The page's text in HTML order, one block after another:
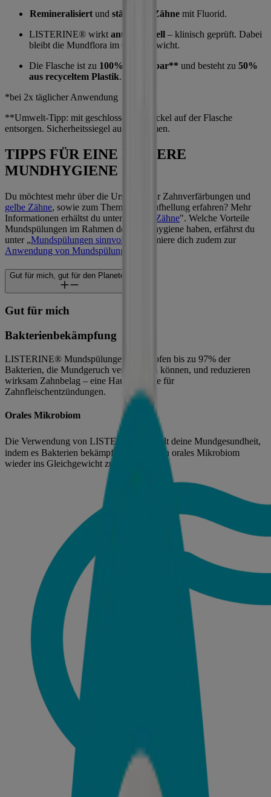
Remineralisiert und stärkt die Zähne mit Fluorid.
LISTERINE® wirkt antibakteriell – klinisch geprüft. Dabei
bleibt die Mundflora im Gleichgewicht.
Die Flasche ist zu 100% recycelbar** und besteht zu 50%
aus recyceltem Plastik.
*bei 2x täglicher Anwendung
**Umwelt-Tipp: mit geschlossenem Deckel auf der Flasche
entsorgen. Sicherheitssiegel ausgenommen.
TIPPS FÜR EINE BESSERE
MUNDHYGIENE
Du möchtest mehr über die Ursachen für Zahnverfärbungen und
gelbe Zähne, sowie zum Thema Zahnaufhellung erfahren? Mehr
Informationen erhältst du unter „
Weiße Zähne". Welche Vorteile
Mundspülungen im Rahmen der Mundhygiene haben, erfährst du
unter „Mundspülungen sinnvoll
". Informiere dich zudem zur
Anwendung von Mundspülungen.
Gut für mich, gut für den Planeten
Gut für mich
Bakterienbekämpfung
LISTERINE® Mundspülungen bekämpfen bis zu 97% der
Bakterien, die Mundgeruch verursachen können, und reduzieren
wirksam Zahnbelag – eine Hauptursache für
Zahnfleischentzündungen.
Orales Mikrobiom
Die Verwendung von LISTERINE
erhält deine Mundgesundheit,
indem es Bakterien bekämpft und hilft dein orales Mikrobiom
wieder ins Gleichgewicht zu bringen.